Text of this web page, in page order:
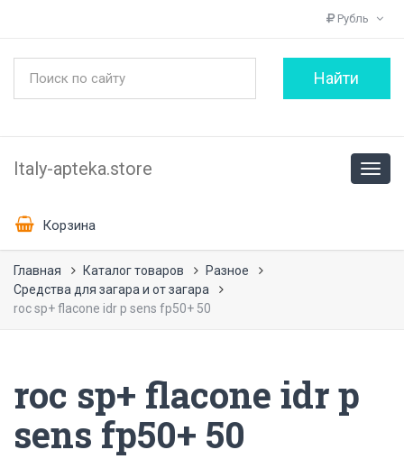
Рубль
Italy-apteka.store
Корзина
Главная Каталог товаров
Разное
Средства для загара и от загара
roc sp+ flacone idr p sens fp50+ 50
roc sp+ flacone idr p
sens fp50+ 50